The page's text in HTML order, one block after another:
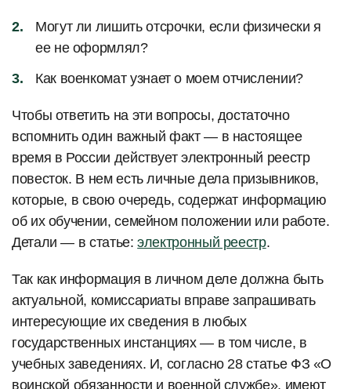
Могут ли лишить отсрочки, если физически я
ее не оформлял?
Как военкомат узнает о моем отчислении?
Чтобы ответить на эти вопросы, достаточно
вспомнить один важный факт — в настоящее
время в России действует электронный реестр
повесток. В нем есть личные дела призывников,
которые, в свою очередь, содержат информацию
об их обучении, семейном положении или работе.
Детали — в статье:электронный реестр.
Так как информация в личном деле должна быть
актуальной, комиссариаты вправе запрашивать
интересующие их сведения в любых
государственных инстанциях — в том числе, в
учебных заведениях. И, согласно 28 статье ФЗ «О
воинской обязанности и военной службе», имеют